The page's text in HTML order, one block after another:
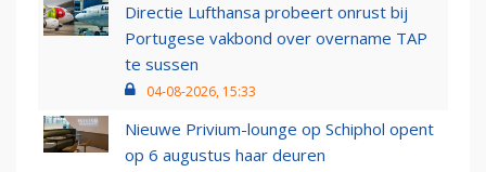
Directie Lufthansa probeert onrust bij
Portugese vakbond over overname TAP
te sussen
04-08-2026, 15:33
Nieuwe Privium-lounge op Schiphol opent
op 6 augustus haar deuren